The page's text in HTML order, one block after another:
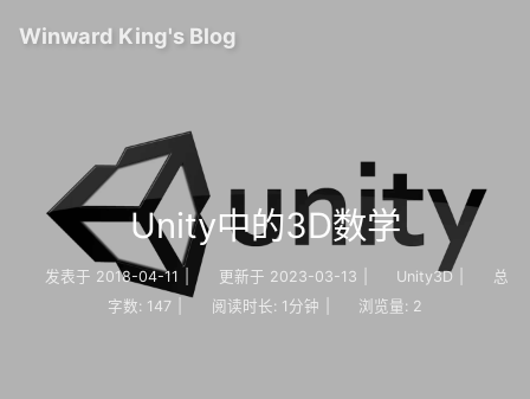
Winward King's Blog
Unity中的3D数学
发表于 2018-04-11 更新于 2023-03-13 Unity3D
总
字数: 147 阅读时长: 1分钟 浏览量: 2